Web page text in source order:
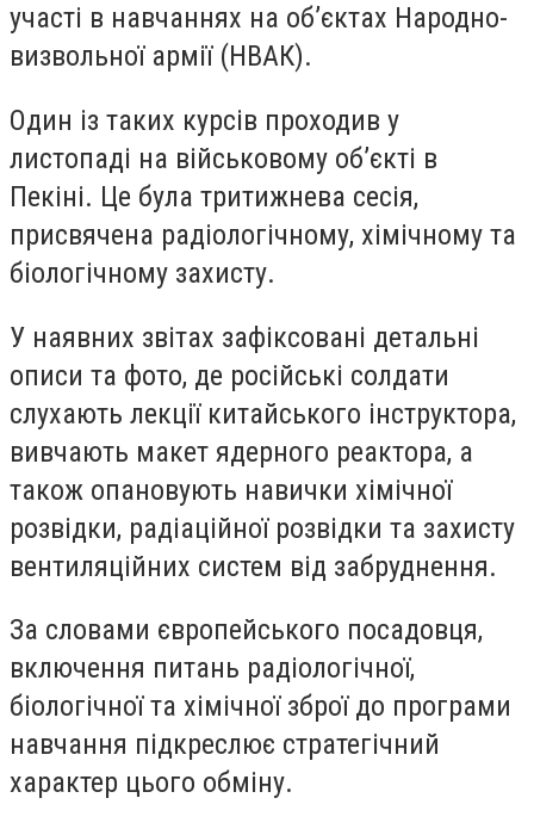
участі в навчаннях на об’єктах Народно-
визвольної армії (НВАК).
Один із таких курсів проходив у
листопаді на військовому об’єкті в
Пекіні. Це була тритижнева сесія,
присвячена радіологічному, хімічному та
біологічному захисту.
У наявних звітах зафіксовані детальні
описи та фото, де російські солдати
слухають лекції китайського інструктора,
вивчають макет ядерного реактора, а
також опановують навички хімічної
розвідки, радіаційної розвідки та захисту
вентиляційних систем від забруднення.
За словами європейського посадовця,
включення питань радіологічної,
біологічної та хімічної зброї до програми
навчання підкреслює стратегічний
характер цього обміну.